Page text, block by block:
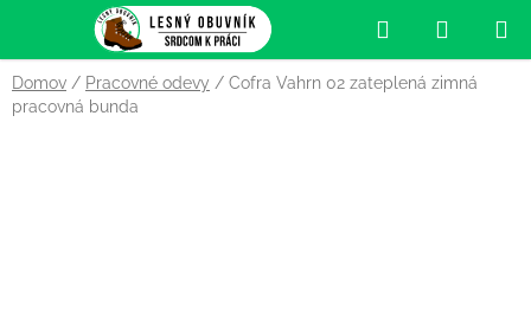
obsah
Hľadať
KOŠÍK
Domov / Pracovné odevy / Cofra Vahrn 02 zateplená zimná
pracovná bunda